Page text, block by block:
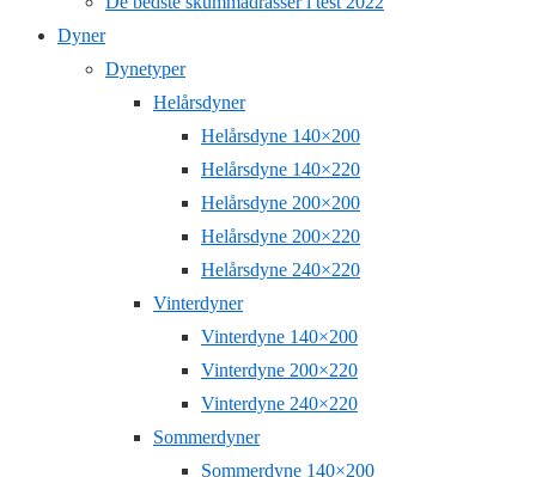
Dyner
Dynetyper
Helårsdyner
Helårsdyne 140×200
Helårsdyne 140×220
Helårsdyne 200×200
Helårsdyne 200×220
Helårsdyne 240×220
Vinterdyner
Vinterdyne 140×200
Vinterdyne 200×220
Vinterdyne 240×220
Sommerdyner
Sommerdyne 140×200